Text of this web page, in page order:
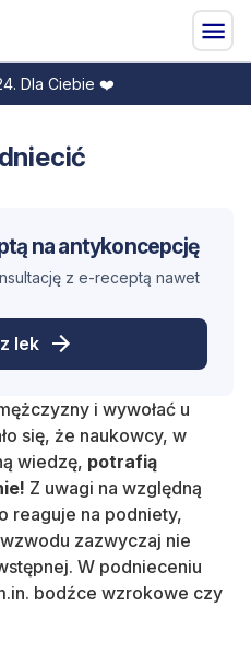
Dla Ciebie ❤️
naantykoncepcję
z e-receptą nawet
lek
i wywołać u
się, że naukowcy, w
wiedzę, potrafią
Z uwagi na względną
reaguje na podniety,
zazwyczaj nie
W podnieceniu
bodźce wzrokowe czy